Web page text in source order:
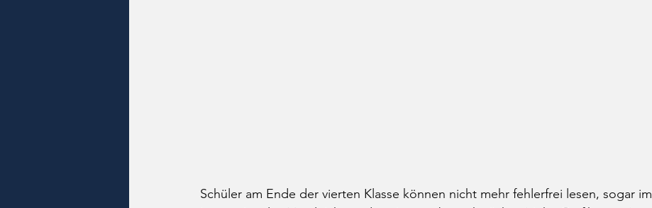
Schüler am Ende der vierten Klasse können nicht mehr fehlerfrei lesen, sogar im